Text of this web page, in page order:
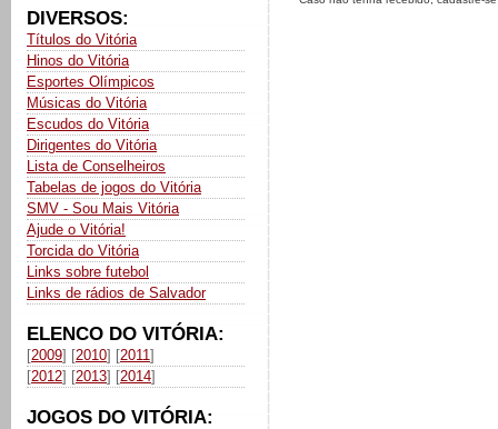
DIVERSOS:
Títulos do Vitória
Hinos do Vitória
Esportes Olímpicos
Músicas do Vitória
Escudos do Vitória
Dirigentes do Vitória
Lista de Conselheiros
Tabelas de jogos do Vitória
SMV - Sou Mais Vitória
Ajude o Vitória!
Torcida do Vitória
Links sobre futebol
Links de rádios de Salvador
ELENCO DO VITÓRIA:
[2009] [2010] [2011]
[2012] [2013] [2014]
JOGOS DO VITÓRIA: